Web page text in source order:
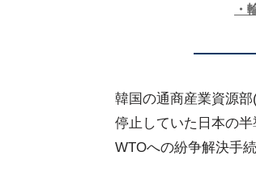
韓国の通商産業資源
停止していた日本の
WTOへの紛争解決手